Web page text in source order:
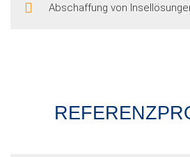
Abschaffung von